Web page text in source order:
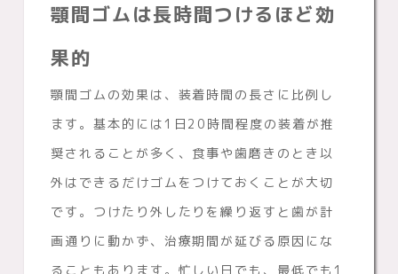
顎間ゴムは長時間つけるほど効
果的
顎間ゴムの効果は、装着時間の長さに比例し
ます。基本的には1日20時間程度の装着が推
奨されることが多く、食事や歯磨きのとき以
外はできるだけゴムをつけておくことが大切
です。つけたり外したりを繰り返すと歯が計
画通りに動かず、治療期間が延びる原因にな
ることもあります。忙しい日でも、最低でも1